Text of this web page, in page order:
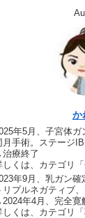
か
年5月、子宮体ガ
月手術。ステージ
療終了
しくは、カテゴリ「
年9月、乳ガン確
リプルネガティブ
年4月、完全寛
しくは、カテゴリ「